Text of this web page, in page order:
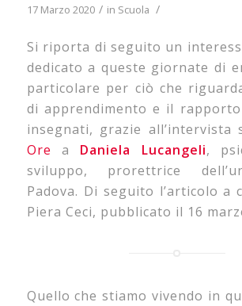
17 Marzo 2020 / in Scuola /
Si riporta di seguito un
dedicato a queste giornate di
particolare per ciò che
di apprendimento e il
insegnati, grazie all’intervista
Ore a Daniela Lucangeli,
sviluppo, prorettrice
Padova. Di seguito l’articolo a
Piera Ceci, pubblicato il 16
Quello che stiamo vivendo in